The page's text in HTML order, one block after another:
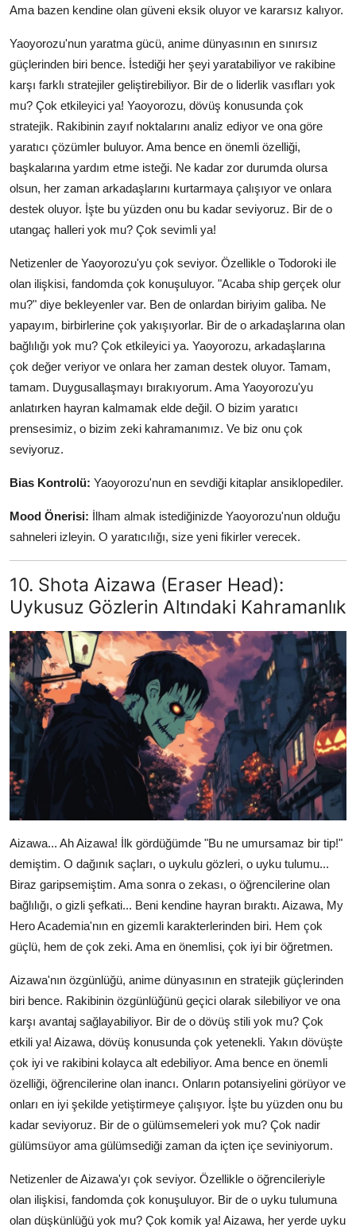
Ama bazen kendine olan güveni eksik oluyor ve kararsız kalıyor.
Yaoyorozu'nun yaratma gücü, anime dünyasının en sınırsız
güçlerinden biri bence. İstediği her şeyi yaratabiliyor ve rakibine
karşı farklı stratejiler geliştirebiliyor. Bir de o liderlik vasıfları yok
mu? Çok etkileyici ya! Yaoyorozu, dövüş konusunda çok
stratejik. Rakibinin zayıf noktalarını analiz ediyor ve ona göre
yaratıcı çözümler buluyor. Ama bence en önemli özelliği,
başkalarına yardım etme isteği. Ne kadar zor durumda olursa
olsun, her zaman arkadaşlarını kurtarmaya çalışıyor ve onlara
destek oluyor. İşte bu yüzden onu bu kadar seviyoruz. Bir de o
utangaç halleri yok mu? Çok sevimli ya!
Netizenler de Yaoyorozu'yu çok seviyor. Özellikle o Todoroki ile
olan ilişkisi, fandomda çok konuşuluyor. "Acaba ship gerçek olur
mu?" diye bekleyenler var. Ben de onlardan biriyim galiba. Ne
yapayım, birbirlerine çok yakışıyorlar. Bir de o arkadaşlarına olan
bağlılığı yok mu? Çok etkileyici ya. Yaoyorozu, arkadaşlarına
çok değer veriyor ve onlara her zaman destek oluyor. Tamam,
tamam. Duygusallaşmayı bırakıyorum. Ama Yaoyorozu'yu
anlatırken hayran kalmamak elde değil. O bizim yaratıcı
prensesimiz, o bizim zeki kahramanımız. Ve biz onu çok
seviyoruz.
Bias Kontrolü: Yaoyorozu'nun en sevdiği kitaplar ansiklopediler.
Mood Önerisi: İlham almak istediğinizde Yaoyorozu'nun olduğu
sahneleri izleyin. O yaratıcılığı, size yeni fikirler verecek.
10. Shota Aizawa (Eraser Head):
Uykusuz Gözlerin Altındaki Kahramanlık
Aizawa... Ah Aizawa! İlk gördüğümde "Bu ne umursamaz bir tip!"
demiştim. O dağınık saçları, o uykulu gözleri, o uyku tulumu...
Biraz garipsemiştim. Ama sonra o zekası, o öğrencilerine olan
bağlılığı, o gizli şefkati... Beni kendine hayran bıraktı. Aizawa, My
Hero Academia'nın en gizemli karakterlerinden biri. Hem çok
güçlü, hem de çok zeki. Ama en önemlisi, çok iyi bir öğretmen.
Aizawa'nın özgünlüğü, anime dünyasının en stratejik güçlerinden
biri bence. Rakibinin özgünlüğünü geçici olarak silebiliyor ve ona
karşı avantaj sağlayabiliyor. Bir de o dövüş stili yok mu? Çok
etkili ya! Aizawa, dövüş konusunda çok yetenekli. Yakın dövüşte
çok iyi ve rakibini kolayca alt edebiliyor. Ama bence en önemli
özelliği, öğrencilerine olan inancı. Onların potansiyelini görüyor ve
onları en iyi şekilde yetiştirmeye çalışıyor. İşte bu yüzden onu bu
kadar seviyoruz. Bir de o gülümsemeleri yok mu? Çok nadir
gülümsüyor ama gülümsediği zaman da içten içe seviniyorum.
Netizenler de Aizawa'yı çok seviyor. Özellikle o öğrencileriyle
olan ilişkisi, fandomda çok konuşuluyor. Bir de o uyku tulumuna
olan düşkünlüğü yok mu? Çok komik ya! Aizawa, her yerde uyku